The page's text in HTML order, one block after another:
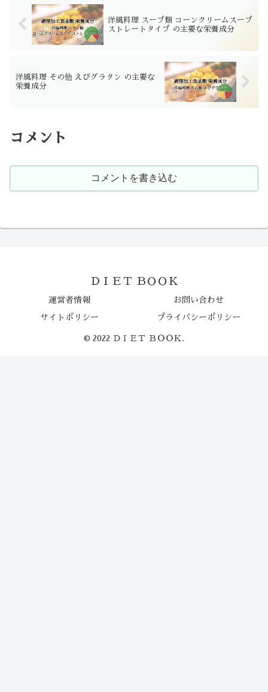
洋風料理 スープ類 コーンクリームスープ
ストレートタイプ の主要な栄養成分
洋風料理 その他 えびグラタン の主要な
栄養成分
コメント
コメントを書き込む
ＤＩＥＴ ＢＯＯＫ
運営者情報 お問い合わせ
サイトポリシー プライバシーポリシー
© 2022 ＤＩＥＴ ＢＯＯＫ.